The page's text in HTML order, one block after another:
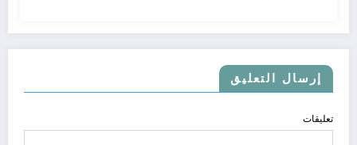
إرسال التعليق
تعليقات